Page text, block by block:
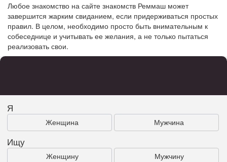
Любое знакомство на сайте знакомств Реммаш может
завершится жарким свиданием, если придерживаться простых
правил. В целом, необходимо просто быть внимательным к
собеседнице и учитывать ее желания, а не только пытаться
реализовать свои.
Я
Женщина Мужчина
Ищу
Женщину Мужчину